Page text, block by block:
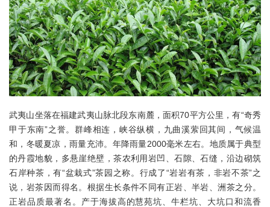
武夷山坐落在福建武夷山脉北段东南麓，面积70平方公里，有“奇秀
甲于东南”之誉。群峰相连，峡谷纵横，九曲溪萦回其间，气候温
和，冬暖夏凉，雨量充沛。年降雨量2000毫米左右。地质属于典型
的丹霞地貌，多悬崖绝壁，茶农利用岩凹、石隙、石缝，沿边砌筑
石岸种茶，有“盆栽式”茶园之称。行成了“岩岩有茶，非岩不茶”之
说，岩茶因而得名。根据生长条件不同有正岩、半岩、洲茶之分。
正岩品质最著名。产于海拔高的慧苑坑、牛栏坑、大坑口和流香